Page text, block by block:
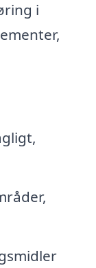
i